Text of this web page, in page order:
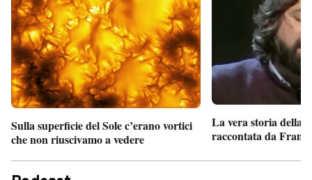
Sulla superficie del Sole c’erano vortici
che non riuscivamo a vedere
La vera storia della
raccontata da